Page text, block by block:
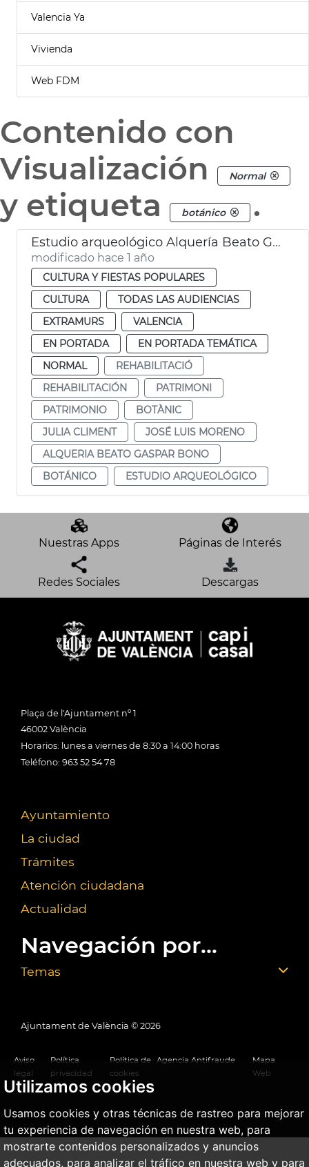
Utilizamos cookies
Usamos cookies y otras técnicas de rastreo para mejorar
tu experiencia de navegación en nuestra web, para
mostrarte contenidos personalizados y anuncios
adecuados, para analizar el tráfico en nuestra web y para
Valencia Ya
Vivienda
Web FDM
Contenido con
Visualización
Normal
y etiqueta botánico .
Estudio arqueológico Alquería Beato Gaspar Bono València
modificado hace 1 año
CULTURA Y FIESTAS POPULARES
CULTURA
TODAS LAS AUDIENCIAS
EXTRAMURS
VALENCIA
EN PORTADA
EN PORTADA TEMÁTICA
NORMAL
REHABILITACIÓ
REHABILITACIÓN
PATRIMONI
PATRIMONIO
BOTÀNIC
JULIA CLIMENT
JOSÉ LUIS MORENO
ALQUERIA BEATO GASPAR BONO
BOTÁNICO
ESTUDIO ARQUEOLÓGICO
Nuestras Apps Páginas de Interés
Redes Sociales Descargas
Plaça de l'Ajuntament nº 1
46002 València
Horarios: lunes a viernes de 8:30 a 14:00 horas
Teléfono: 963 52 54 78
Ayuntamiento
La ciudad
Trámites
Atención ciudadana
Actualidad
Navegación por...
Temas
Ajuntament de València © 2026
Aviso
legal
Política
privacidad
Política de
cookies
Agencia Antifraude
Mapa
Web